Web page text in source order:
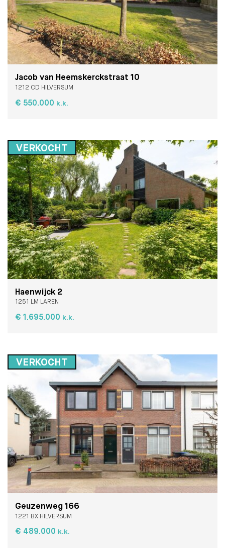
Jacob van Heemskerckstraat 10
1212 CD HILVERSUM
€ 550.000 k.k.
VERKOCHT
Haenwijck 2
1251 LM LAREN
€ 1.695.000 k.k.
VERKOCHT
Geuzenweg 166
1221 BX HILVERSUM
€ 489.000 k.k.